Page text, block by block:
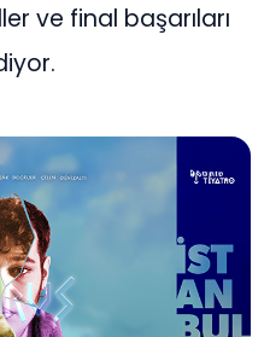
ve final başarıları